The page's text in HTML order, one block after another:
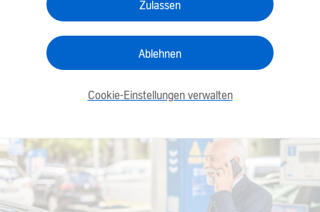
Zulassen
Ablehnen
Cookie-Einstellungen verwalten